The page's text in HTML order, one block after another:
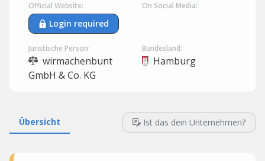
Official Website:
Login required
On Social Media:
Juristische Person:
wirmachenbunt
GmbH & Co. KG
Bundesland:
Hamburg
Übersicht Ist das dein Unternehmen?